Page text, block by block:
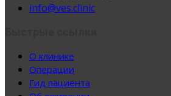
info@ves.clinic
О клинике
Операции
Гид пациента